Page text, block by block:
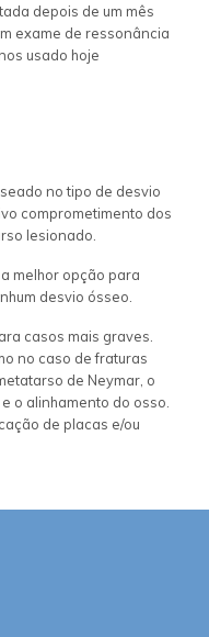
depois de um mês
exame de ressonância
usado hoje
no tipo de desvio
comprometimento dos
lesionado.
melhor opção para
desvio ósseo.
casos mais graves.
no caso de fraturas
de Neymar, o
o alinhamento do osso.
de placas e/ou